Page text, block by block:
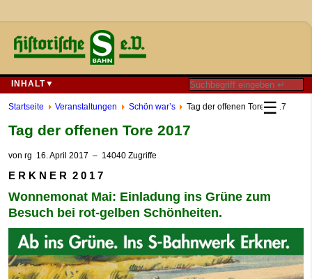
INHALT▼
☰
Startseite Veranstaltungen Schön war’s Tag der offenen Tore 2017
Tag der offenen Tore 2017
von rg 16. April 2017 – 14040 Zugriffe
E R K N E R 2 0 1 7
Wonnemonat Mai: Einladung ins Grüne zum
Besuch bei rot-gelben Schönheiten.